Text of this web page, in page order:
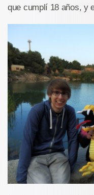
que cumplí 18 años, y